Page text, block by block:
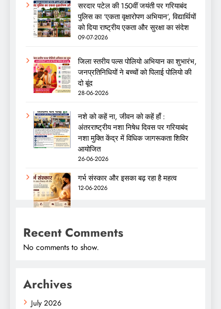
सरदार पटेल की 150वीं जयंती पर गरियाबंद
पुलिस का ‘एकता वृक्षारोपण अभियान’, विद्यार्थियों
को दिया राष्ट्रीय एकता और सुरक्षा का संदेश
09-07-2026
जिला स्तरीय पल्स पोलियो अभियान का शुभारंभ,
जनप्रतिनिधियों ने बच्चों को पिलाई पोलियो की
दो बूंद
28-06-2026
नशे को कहें ना, जीवन को कहें हाँ :
अंतरराष्ट्रीय नशा निषेध दिवस पर गरियाबंद
नशा मुक्ति केंद्र में विधिक जागरूकता शिविर
आयोजित
26-06-2026
गर्भ संस्कार और इसका बढ़ रहा है महत्व
12-06-2026
Recent Comments
No comments to show.
Archives
July 2026